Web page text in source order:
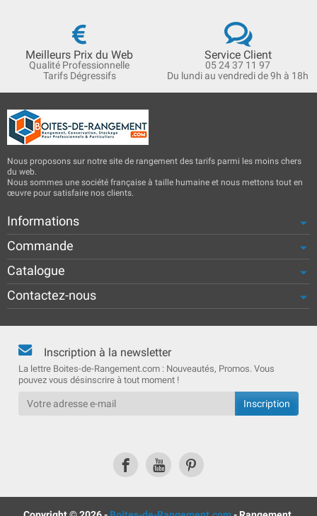
Meilleurs Prix du Web
Qualité Professionnelle
Tarifs Dégressifs
Service Client
05 24 37 11 97
Du lundi au vendredi de 9h à 18h
Nous proposons sur notre site de rangement des tarifs parmi les moins chers
du web.
Nous sommes une société française à taille humaine et nous mettons tout en
œuvre pour satisfaire nos clients.
Informations
Commande
Catalogue
Contactez-nous
Inscription à la newsletter
La lettre Boites-de-Rangement.com : Nouveautés, Promos. Vous
pouvez vous désinscrire à tout moment !